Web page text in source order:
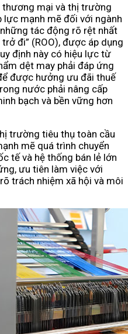
thương mại và thị trường
mạnh mẽ đối với ngành
tác động rõ rệt nhất
đi” (ROO), được áp dụng
định này có hiệu lực từ
dệt may phải đáp ứng
được hưởng ưu đãi thuế
nước phải nâng cấp
bạch và bền vững hơn
trường tiêu thụ toàn cầu
mẽ quá trình chuyển
tế và hệ thống bán lẻ lớn
ưu tiên làm việc với
trách nhiệm xã hội và môi